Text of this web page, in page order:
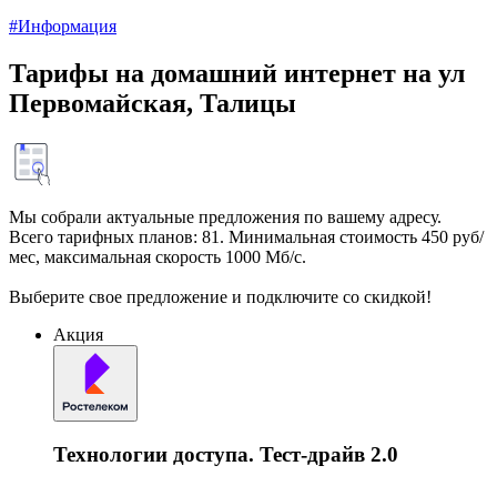
#Информация
Тарифы на домашний интернет на ул
Первомайская, Талицы
Мы собрали актуальные предложения по вашему адресу.
Всего тарифных планов: 81. Минимальная стоимость 450 руб/
мес, максимальная скорость 1000 Мб/с.
Выберите свое предложение и подключите со скидкой!
Акция
Технологии доступа. Тест-драйв 2.0